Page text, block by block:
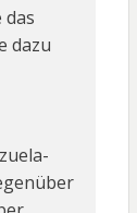
das
dazu